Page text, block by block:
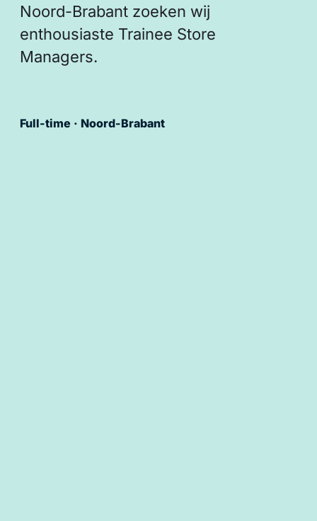
Noord-Brabant zoeken wij
enthousiaste Trainee Store
Managers.
Full-time · Noord-Brabant